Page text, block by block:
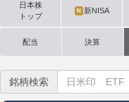
日本株
トップ
N 新NISA
配当 決算
銘柄検索